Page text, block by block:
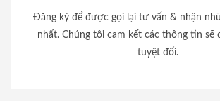
Đăng ký để được gọi lại tư vấn & nhận
nhất. Chúng tôi cam kết các thông tin sẽ
tuyệt đối.